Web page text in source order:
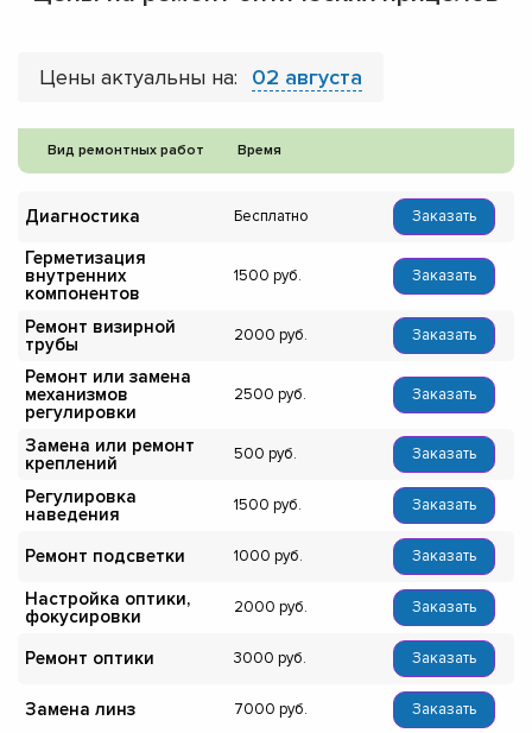
Цены актуальны на: 02 августа
Вид ремонтных работ Время
Диагностика Бесплатно Заказать
Герметизация
внутренних
компонентов
1500 Заказать
Ремонт визирной
трубы
2000 Заказать
Ремонт или замена
механизмов
регулировки
2500 Заказать
Замена или ремонт
креплений
500 Заказать
Регулировка
наведения
1500 Заказать
Ремонт подсветки 1000 Заказать
Настройка оптики,
фокусировки
2000 Заказать
Ремонт оптики 3000 Заказать
Замена линз 7000 Заказать